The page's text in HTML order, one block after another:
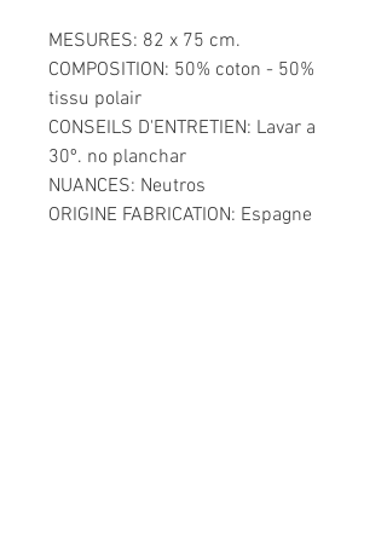
MESURES: 82 x 75 cm.
COMPOSITION: 50% coton - 50%
tissu polair
CONSEILS D'ENTRETIEN: Lavar a
30º. no planchar
NUANCES: Neutros
ORIGINE FABRICATION: Espagne